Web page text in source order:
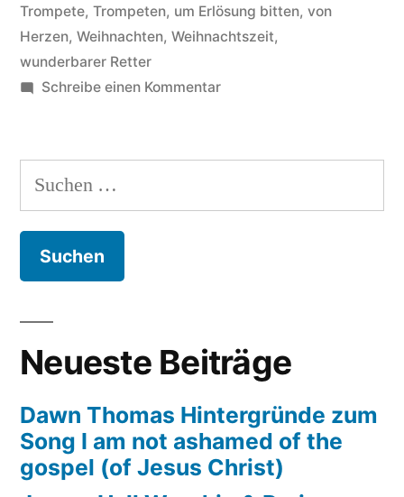
Trompete, Trompeten, um Erlösung bitten, von
Herzen, Weihnachten, Weihnachtszeit,
wunderbarer Retter
Schreibe einen Kommentarzu
–
zum
was
Suchen
nach:
Neueste Beiträge
Dawn Thomas Hintergründe zum
Song I am not ashamed of the
gospel (of Jesus Christ)